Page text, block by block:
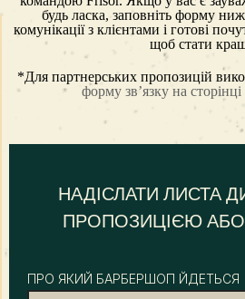
будь ласка, заповніть форму
комунікації з клієнтами і готові
щоб стати
*Для партнерських пропозицій
форму зв’язку на
НАДІСЛАТИ ЛИСТА
ПРОПОЗИЦІЄЮ
ПРО ЯКИЙ БАРБЕРШОП ЙДЕТЬСЯ